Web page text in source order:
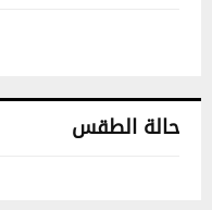
حالة الطقس